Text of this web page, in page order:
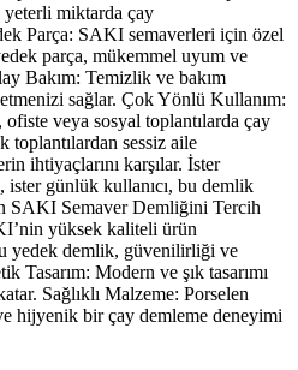
miktarda çay
Parça: SAKI semaverleri için özel
parça, mükemmel uyum ve
Bakım: Temizlik ve bakım
sağlar. Çok Yönlü Kullanım:
veya sosyal toplantılarda çay
sessiz aile
ihtiyaçlarını karşılar. İster
ister günlük kullanıcı, bu demlik
SAKI Semaver Demliğini Tercih
yüksek kaliteli ürün
yedek demlik, güvenilirliği ve
Tasarım: Modern ve şık tasarımı
Sağlıklı Malzeme: Porselen
hijyenik bir çay demleme deneyimi